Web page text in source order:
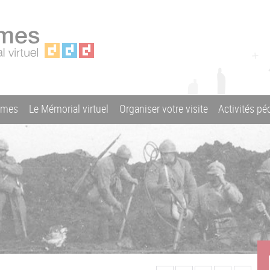
Le Mémorial virtuel Organiser votre visite Activités